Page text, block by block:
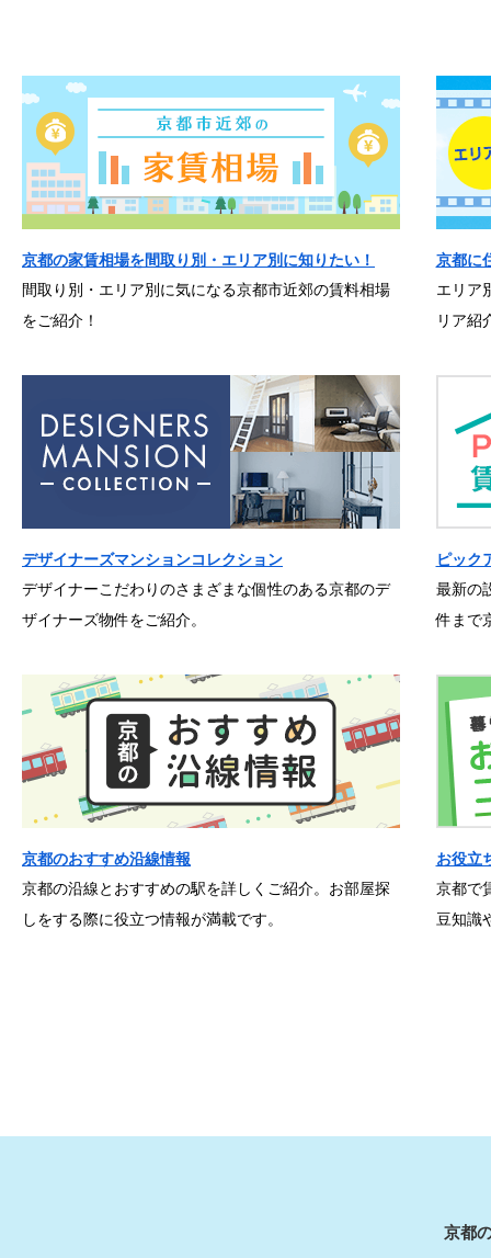
京都の家賃相場を間取り別・エリア別に知りたい！
間取り別・エリア別に気になる京都市近郊の賃料相場
をご紹介！
京都に
エリア
リア紹
デザイナーズマンションコレクション
デザイナーこだわりのさまざまな個性のある京都のデ
ザイナーズ物件をご紹介。
ピック
最新の
件まで
京都のおすすめ沿線情報
京都の沿線とおすすめの駅を詳しくご紹介。お部屋探
しをする際に役立つ情報が満載です。
お役立
京都で
豆知識
京都